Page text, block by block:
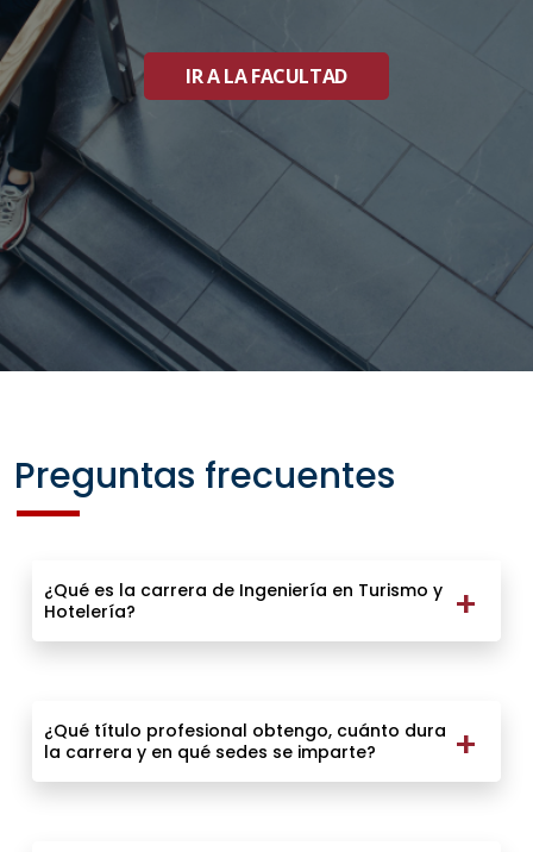
IR A LA FACULTAD
Preguntas frecuentes
¿Qué es la carrera de Ingeniería en Turismo y
Hotelería?
¿Qué título profesional obtengo, cuánto dura
la carrera y en qué sedes se imparte?